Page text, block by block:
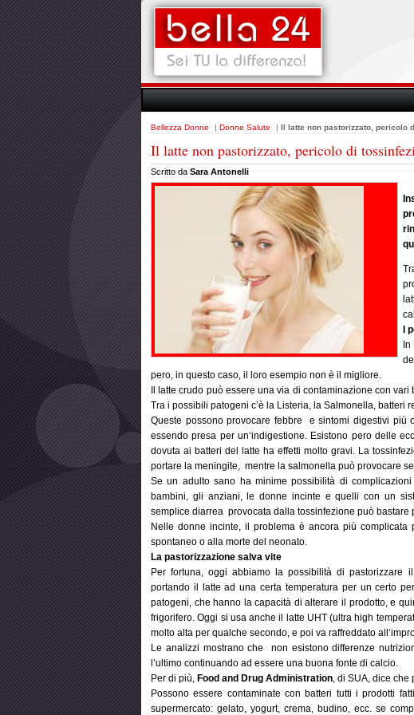
Bellezza Donne | Donne Salute | Il latte non pastorizzato, pericolo
Il latte non pastorizzato, pericolo di
Scritto da Sara Antonelli
I
pero, in questo caso, il loro esempio non è il migliore.
Il latte crudo può essere una via di contaminazione con
Tra i possibili patogeni c’è la Listeria, la Salmonella, batteri
Queste possono provocare febbre e sintomi digestivi più
essendo presa per un‘indigestione. Esistono pero delle
dovuta ai batteri del latte ha effetti molto gravi. La
portare la meningite, mentre la salmonella può provocare
Se un adulto sano ha minime possibilità di
bambini, gli anziani, le donne incinte e quelli con un
semplice diarrea provocata dalla tossinfezione può bastare
Nelle donne incinte, il problema è ancora più complicata
spontaneo o alla morte del neonato.
La pastorizzazione salva vite
Per fortuna, oggi abbiamo la possibilità di pastorizzare
portando il latte ad una certa temperatura per un certo
patogeni, che hanno la capacità di alterare il prodotto, e
frigorifero. Oggi si usa anche il latte UHT (ultra high
molto alta per qualche secondo, e poi va raffreddato
Le analizzi mostrano che non esistono differenze
l’ultimo continuando ad essere una buona fonte di calcio.
Per di più, Food and Drug Administration, di SUA, dice che
Possono essere contaminate con batteri tutti i prodotti
supermercato: gelato, yogurt, crema, budino, ecc. se